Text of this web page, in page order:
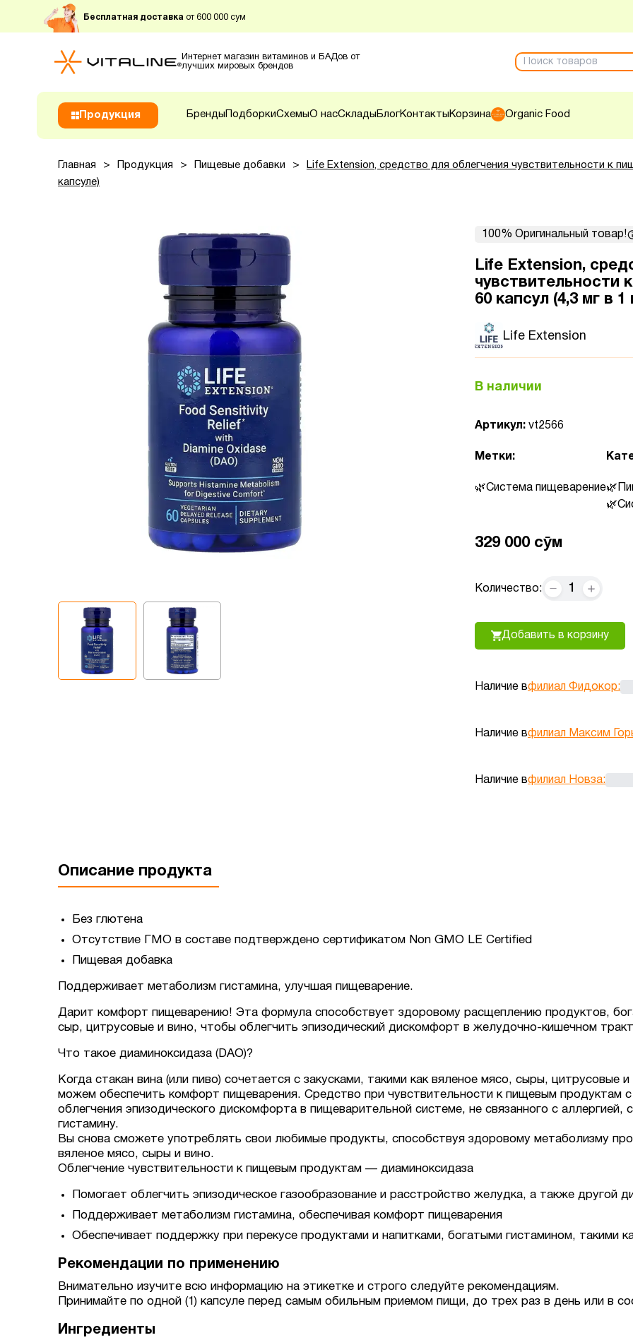
Бесплатная доставка от 600 000 сум
Интернет магазин витаминов и БАДов от
лучших мировых брендов
Продукция Бренды ПодборкиСхемыО насСклады БлогКонтакты Корзина Organic Food
Главная > Продукция > Пищевые добавки >
Life Extension, средство для облегчения чувствительности к
капсуле)
100% Оригинальный товар!
Life Extension,
чувствительности
60 капсул (4,3 мг в 1
Life Extension
В наличии
Артикул: vt2566
Метки:
Система пищеварение
329 000 сӯм
Количество: 1
Добавить в корзину
Наличие вфилиал Фидокор:
Наличие вфилиал Максим
Наличие вфилиал Новза:
Описание продукта
Без глютена
Отсутствие ГМО в составе подтверждено сертификатом Non GMO LE Certified
Пищевая добавка
Поддерживает метаболизм гистамина, улучшая пищеварение.
Дарит комфорт пищеварению! Эта формула способствует здоровому расщеплению продуктов,
сыр, цитрусовые и вино, чтобы облегчить эпизодический дискомфорт в желудочно-кишечном
Что такое диаминоксидаза (DAO)?
Когда стакан вина (или пиво) сочетается с закусками, такими как вяленое мясо, сыры,
можем обеспечить комфорт пищеварения. Средство при чувствительности к пищевым продуктам
облегчения эпизодического дискомфорта в пищеварительной системе, не связанного с аллергией,
гистамину.
Вы снова сможете употреблять свои любимые продукты, способствуя здоровому метаболизму
вяленое мясо, сыры и вино.
Облегчение чувствительности к пищевым продуктам — диаминоксидаза
Помогает облегчить эпизодическое газообразование и расстройство желудка, а также
Поддерживает метаболизм гистамина, обеспечивая комфорт пищеварения
Обеспечивает поддержку при перекусе продуктами и напитками, богатыми гистамином, такими
Рекомендации по применению
Внимательно изучите всю информацию на этикетке и строго следуйте рекомендациям.
Принимайте по одной (1) капсуле перед самым обильным приемом пищи, до трех раз в день или в
Ингредиенты